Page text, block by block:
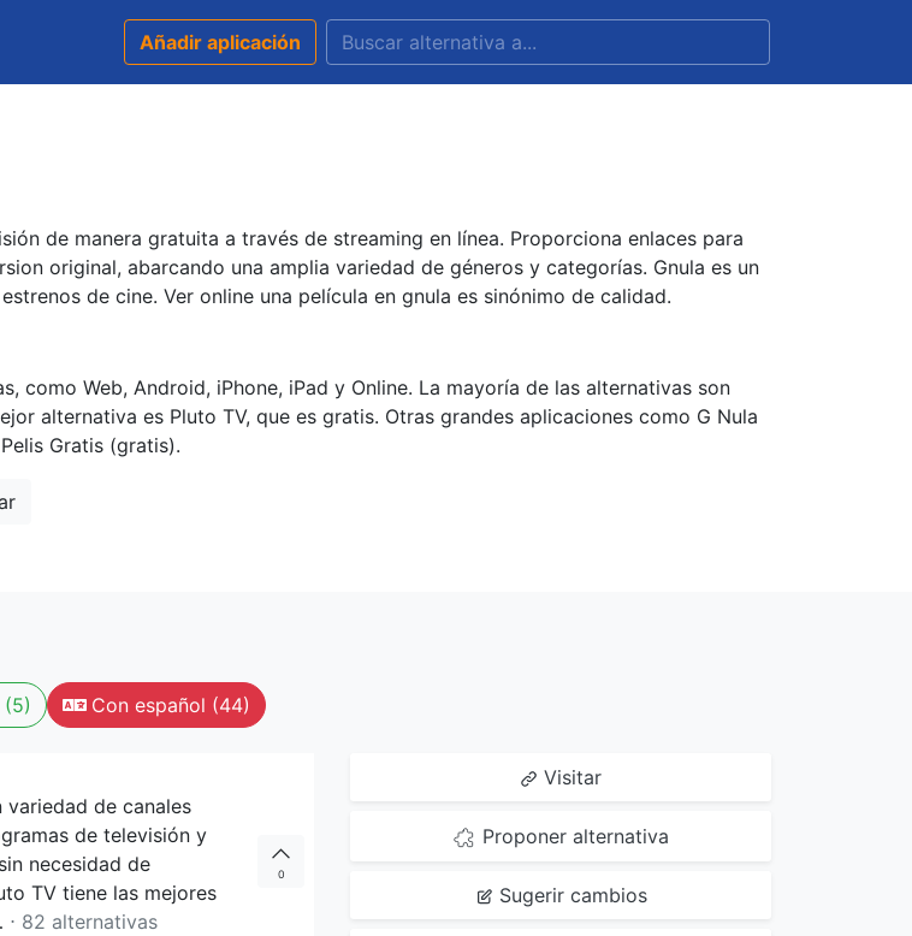
Añadir aplicación
de manera gratuita a través de streaming en línea. Proporciona enlaces para
original, abarcando una amplia variedad de géneros y categorías. Gnula es un
de cine. Ver online una película en gnula es sinónimo de calidad.
como Web, Android, iPhone, iPad y Online. La mayoría de las alternativas son
alternativa es Pluto TV, que es gratis. Otras grandes aplicaciones como G Nula
Gratis (gratis).
Con español (44)
de canales
de televisión y
necesidad de
TV tiene las mejores
⋅ 82 alternativas
0
Visitar
Proponer alternativa
Sugerir cambios